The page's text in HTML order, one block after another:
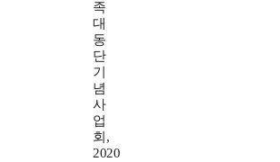
족
대
동
단
기
념
사
업
회,
2020